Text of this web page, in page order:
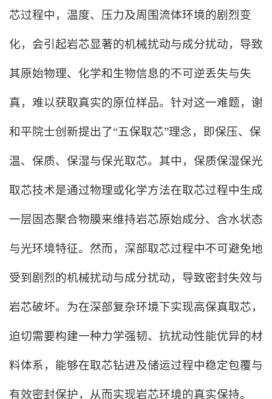
芯过程中，温度、压力及周围流体环境的剧烈变
化，会引起岩芯显著的机械扰动与成分扰动，导致
其原始物理、化学和生物信息的不可逆丢失与失
真，难以获取真实的原位样品。针对这一难题，谢
和平院士创新提出了“五保取芯”理念，即保压、保
温、保质、保湿与保光取芯。其中，保质保湿保光
取芯技术是通过物理或化学方法在取芯过程中生成
一层固态聚合物膜来维持岩芯原始成分、含水状态
与光环境特征。然而，深部取芯过程中不可避免地
受到剧烈的机械扰动与成分扰动，导致密封失效与
岩芯破坏。为在深部复杂环境下实现高保真取芯，
迫切需要构建一种力学强韧、抗扰动性能优异的材
料体系，能够在取芯钻进及储运过程中稳定包覆与
有效密封保护，从而实现岩芯环境的真实保持。